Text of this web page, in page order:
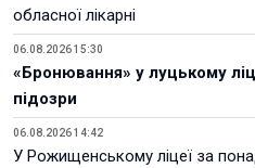
обласної лікарні
06.08.2026 15:30
«Бронювання» у луцькому
підозри
06.08.2026 14:42
У Рожищенському ліцеї за